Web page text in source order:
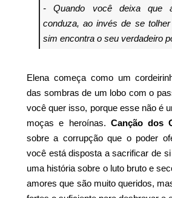
- Quando você deixa que
conduza, ao invés de se
sim encontra o seu verdadeiro
Elena começa como um
das sombras de um lobo com o
você quer isso, porque esse não é
moças e heroínas. Canção dos
sobre a corrupção que o poder
você está disposta a sacrificar de
uma história sobre o luto bruto e
amores que são muito queridos,